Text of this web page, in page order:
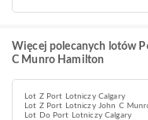
Więcej polecanych lotów
C Munro Hamilton
Lot Z Port Lotniczy Calgary
Lot Z Port Lotniczy John C
Lot Do Port Lotniczy Calgary